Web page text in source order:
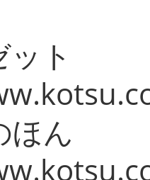
ト
ほん